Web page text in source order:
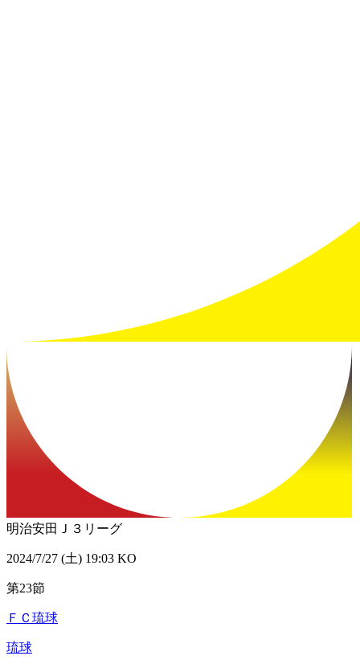
明治安田Ｊ３リーグ
2024/7/27 (土) 19:03 KO
第23節
ＦＣ琉球
琉球